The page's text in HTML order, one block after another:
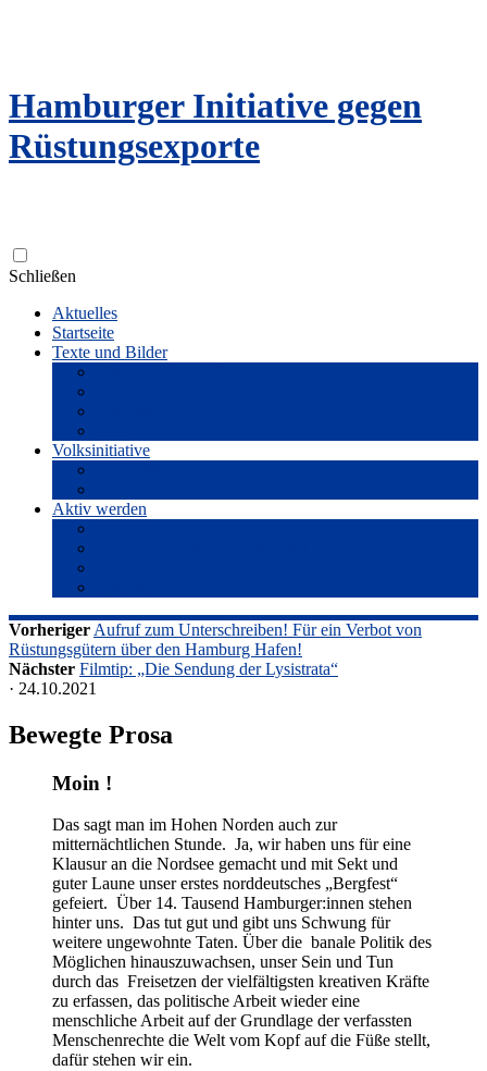
Hamburger Initiative gegen
Rüstungsexporte
Schließen
springen
Aktuelles
Startseite
Texte und Bilder
Volksinitiative
Aktiv werden
Vorheriger Aufruf zum Unterschreiben! Für ein Verbot von
Rüstungsgütern über den Hamburg Hafen!
Nächster Filmtip: „Die Sendung der Lysistrata“
· 24.10.2021
Bewegte Prosa
Moin !
Das sagt man im Hohen Norden auch zur
mitternächtlichen Stunde. Ja, wir haben uns für eine
Klausur an die Nordsee gemacht und mit Sekt und
guter Laune unser erstes norddeutsches „Bergfest“
gefeiert. Über 14. Tausend Hamburger:innen stehen
hinter uns. Das tut gut und gibt uns Schwung für
weitere ungewohnte Taten. Über die banale Politik des
Möglichen hinauszuwachsen, unser Sein und Tun
durch das Freisetzen der vielfältigsten kreativen Kräfte
zu erfassen, das politische Arbeit wieder eine
menschliche Arbeit auf der Grundlage der verfassten
Menschenrechte die Welt vom Kopf auf die Füße stellt,
dafür stehen wir ein.